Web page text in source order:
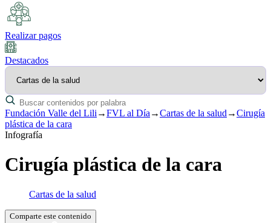
Realizar pagos
Destacados
Fundación Valle del Lili →FVL al Día →Cartas de la salud →Cirugía
plástica de la cara
Infografía
Cirugía plástica de la cara
Cartas de la salud
Comparte este contenido